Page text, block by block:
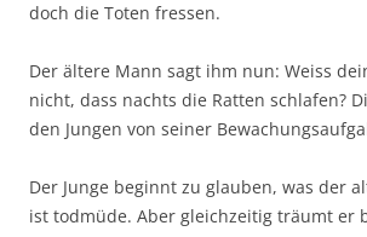
doch die Toten fressen.
Der ältere Mann sagt ihm nun: Weiss
nicht, dass nachts die Ratten schlafen?
den Jungen von seiner
Der Junge beginnt zu glauben, was der
ist todmüde. Aber gleichzeitig träumt er